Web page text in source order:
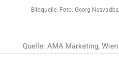
Bildquelle: Foto: Georg Nesvadba
Quelle: AMA Marketing, Wien